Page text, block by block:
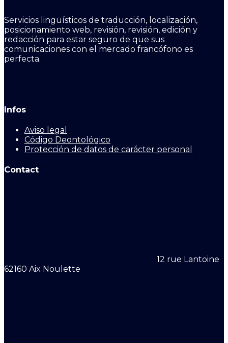
Servicios lingüísticos de traducción, localización,
posicionamiento web, revisión, revisión, edición y
redacción para estar seguro de que sus
comunicaciones con el mercado francófono es
perfecta.
Infos
Aviso legal
Código Deontológico
Protección de datos de carácter personal
Contact
12 rue Lantoine
62160 Aix Noulette